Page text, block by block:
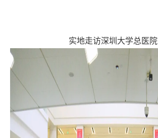
实地走访深圳大学总医院